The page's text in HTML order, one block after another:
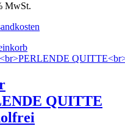
ist:
MwSt.
QUITTE